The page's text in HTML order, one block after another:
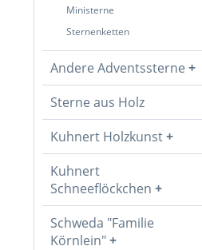
Ministerne
Sternenketten
Andere Adventssterne
Sterne aus Holz
Kuhnert Holzkunst
Kuhnert
Schneeflöckchen
Schweda "Familie
Körnlein"